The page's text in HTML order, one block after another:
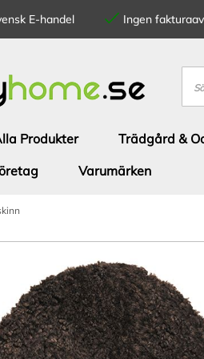
E-handel Ingen
Sök
Produkter Trädgård &
Varumärken